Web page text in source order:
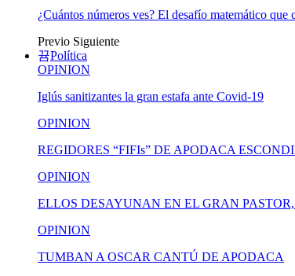
¿Cuántos números ves? El desafío matemático que
Previo Siguiente
Política
OPINION
Iglús sanitizantes la gran estafa ante Covid-19
OPINION
REGIDORES “FIFIs” DE APODACA
OPINION
ELLOS DESAYUNAN EN EL GRAN
OPINION
TUMBAN A OSCAR CANTÚ DE APODACA